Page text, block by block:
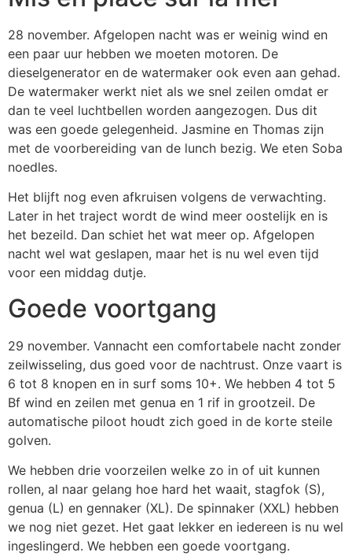
28 november. Afgelopen nacht was er weinig wind en
een paar uur hebben we moeten motoren. De
dieselgenerator en de watermaker ook even aan gehad.
De watermaker werkt niet als we snel zeilen omdat er
dan te veel luchtbellen worden aangezogen. Dus dit
was een goede gelegenheid. Jasmine en Thomas zijn
met de voorbereiding van de lunch bezig. We eten Soba
noedles.
Het blijft nog even afkruisen volgens de verwachting.
Later in het traject wordt de wind meer oostelijk en is
het bezeild. Dan schiet het wat meer op. Afgelopen
nacht wel wat geslapen, maar het is nu wel even tijd
voor een middag dutje.
Goede voortgang
29 november. Vannacht een comfortabele nacht zonder
zeilwisseling, dus goed voor de nachtrust. Onze vaart is
6 tot 8 knopen en in surf soms 10+. We hebben 4 tot 5
Bf wind en zeilen met genua en 1 rif in grootzeil. De
automatische piloot houdt zich goed in de korte steile
golven.
We hebben drie voorzeilen welke zo in of uit kunnen
rollen, al naar gelang hoe hard het waait, stagfok (S),
genua (L) en gennaker (XL). De spinnaker (XXL) hebben
we nog niet gezet. Het gaat lekker en iedereen is nu wel
ingeslingerd. We hebben een goede voortgang.